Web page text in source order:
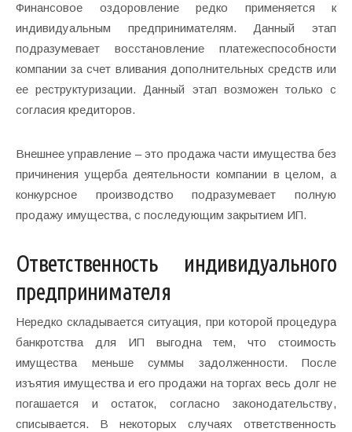
Финансовое оздоровление редко применяется к
индивидуальным предпринимателям. Данный этап
подразумевает восстановление платежеспособности
компании за счет вливания дополнительных средств или
ее реструктуризации. Данный этап возможен только с
согласия кредиторов.
Внешнее управление – это продажа части имущества без
причинения ущерба деятельности компании в целом, а
конкурсное производство подразумевает полную
продажу имущества, с последующим закрытием ИП.
Ответственность индивидуального
предпринимателя
Нередко складывается ситуация, при которой процедура
банкротства для ИП выгодна тем, что стоимость
имущества меньше суммы задолженности. После
изъятия имущества и его продажи на торгах весь долг не
погашается и остаток, согласно законодательству,
списывается. В некоторых случаях ответственность